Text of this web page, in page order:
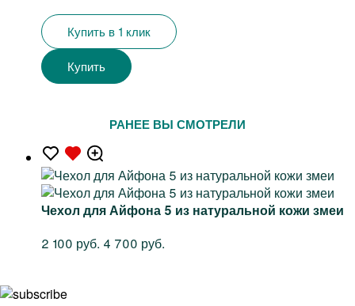
Купить в 1 клик
Купить
РАНЕЕ ВЫ СМОТРЕЛИ
Чехол для Айфона 5 из натуральной кожи змеи
2 100 руб. 4 700 руб.